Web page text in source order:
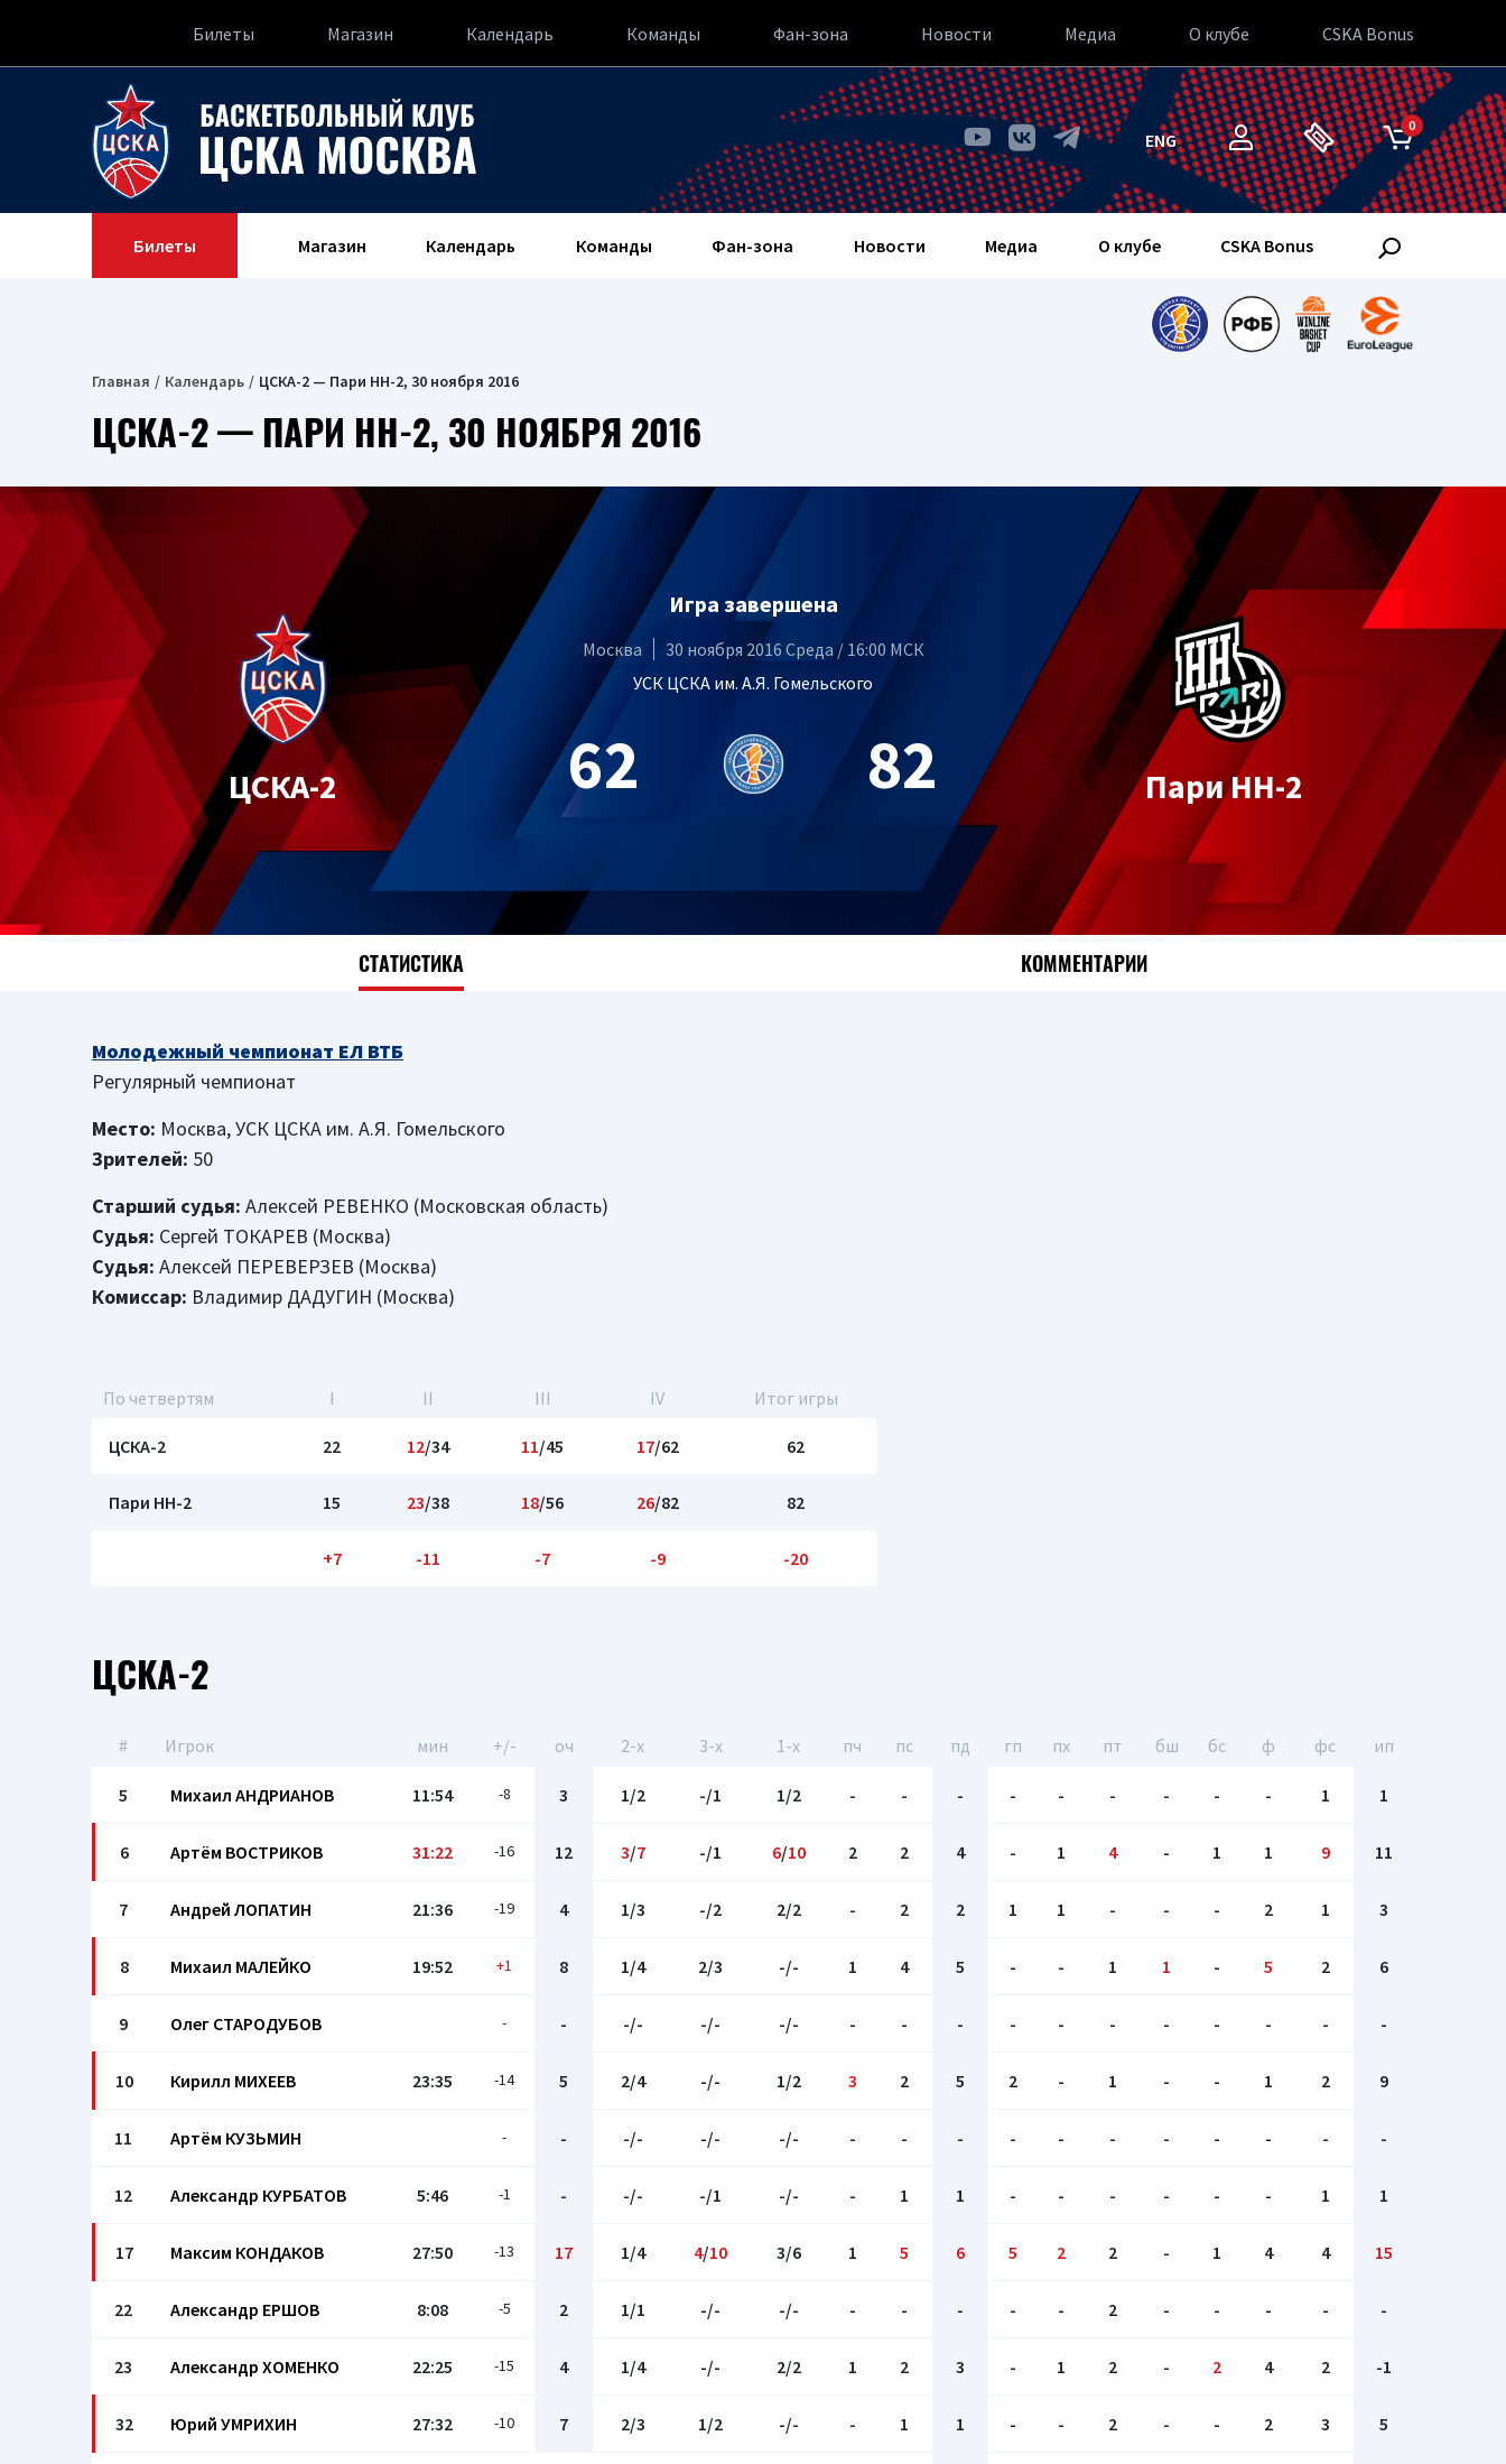
Билеты Магазин Календарь Команды Фан-зона Новости Медиа О клубе CSKA Bonus
ENG
0
Билеты Магазин Календарь Команды Фан-зона Новости Медиа О клубе CSKA Bonus
Главная Календарь ЦСКА-2 — Пари НН-2, 30 ноября 2016
ЦСКА-2 — ПАРИ НН-2, 30 НОЯБРЯ 2016
ЦСКА-2
Игра завершена
Москва
30 ноября 2016 Среда / 16:00 МСК
УСК ЦСКА им. А.Я. Гомельского
62 82 Пари НН-2
СТАТИСТИКА КОММЕНТАРИИ
Молодежный чемпионат ЕЛ ВТБ
Регулярный чемпионат
Место: Москва, УСК ЦСКА им. А.Я. Гомельского
Зрителей: 50
Старший судья: Алексей РЕВЕНКО (Московская область)
Судья: Сергей ТОКАРЕВ (Москва)
Судья: Алексей ПЕРЕВЕРЗЕВ (Москва)
Комиссар: Владимир ДАДУГИН (Москва)
По четвертям I II III IV Итог игры
ЦСКА-2 22 12/34 11/45 17/62 62
Пари НН-2 15 23/38 18/56 26/82 82
+7 -11 -7 -9 -20
ЦСКА-2
# Игрок мин +/- оч 2-x 3-x 1-x пч пс пд гп пх пт бш бc ф фс ип
5 Михаил АНДРИАНОВ 11:54 -8 3 1/2 -/1 1/2 - - - - - - - - - 1 1
6 Артём ВОСТРИКОВ 31:22 -16 12 3/7 -/1 6/10 2 2 4 - 1 4 - 1 1 9 11
7 Андрей ЛОПАТИН 21:36 -19 4 1/3 -/2 2/2 - 2 2 1 1 - - - 2 1 3
8 Михаил МАЛЕЙКО 19:52 +1 8 1/4 2/3 -/- 1 4 5 - - 1 1 - 5 2 6
9 Олег СТАРОДУБОВ - - -/- -/- -/- - - - - - - - - - - -
10 Кирилл МИХЕЕВ 23:35 -14 5 2/4 -/- 1/2 3 2 5 2 - 1 - - 1 2 9
11 Артём КУЗЬМИН - - -/- -/- -/- - - - - - - - - - - -
12 Александр КУРБАТОВ 5:46 -1 - -/- -/1 -/- - 1 1 - - - - - - 1 1
17 Максим КОНДАКОВ 27:50 -13 17 1/4 4/10 3/6 1 5 6 5 2 2 - 1 4 4 15
22 Александр ЕРШОВ 8:08 -5 2 1/1 -/- -/- - - - - - 2 - - - - -
23 Александр ХОМЕНКО 22:25 -15 4 1/4 -/- 2/2 1 2 3 - 1 2 - 2 4 2 -1
32 Юрий УМРИХИН 27:32 -10 7 2/3 1/2 -/- - 1 1 - - 2 - - 2 3 5